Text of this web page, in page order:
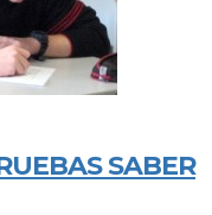
SABER